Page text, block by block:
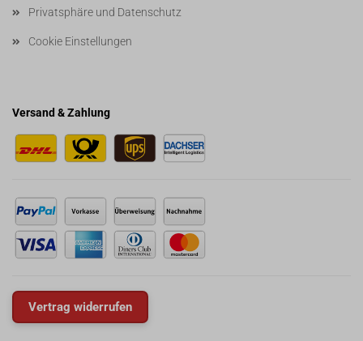
Privatsphäre und Datenschutz
Cookie Einstellungen
Versand & Zahlung
Vertrag widerrufen